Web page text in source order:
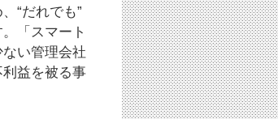
“だれでも”
「スマート
い管理会社
益を被る事